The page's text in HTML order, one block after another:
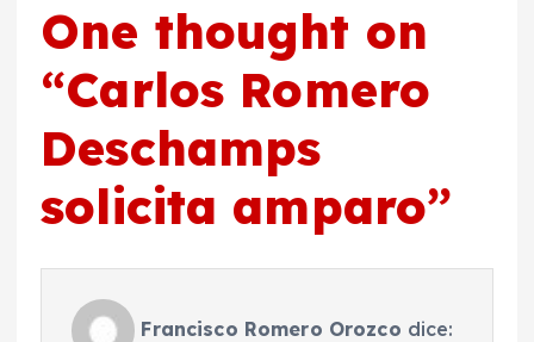
One thought on
“Carlos Romero
Deschamps
solicita amparo”
Francisco Romero Orozco dice: